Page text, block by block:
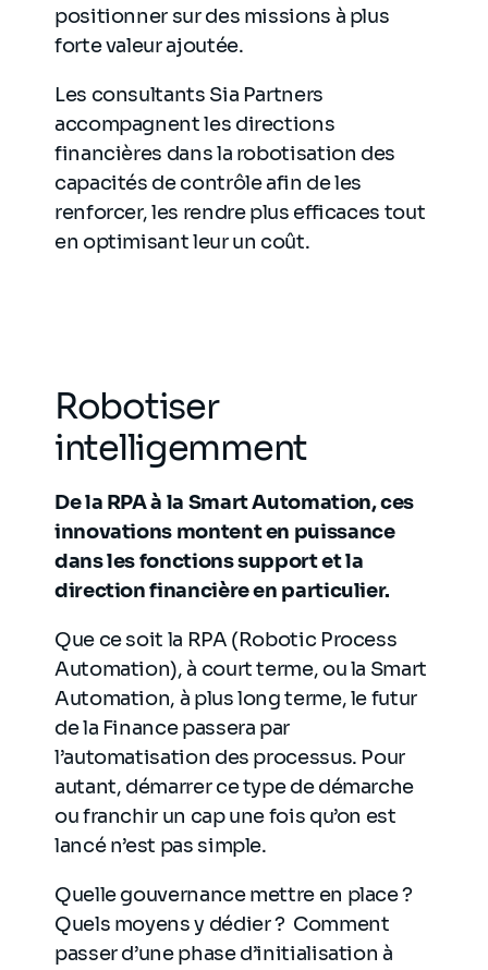
positionner sur des missions à plus
forte valeur ajoutée.
Les consultants Sia Partners
accompagnent les directions
financières dans la robotisation des
capacités de contrôle afin de les
renforcer, les rendre plus efficaces tout
en optimisant leur un coût.
Robotiser
intelligemment
De la RPA à la Smart Automation, ces
innovations montent en puissance
dans les fonctions support et la
direction financière en particulier.
Que ce soit la RPA (Robotic Process
Automation), à court terme, ou la Smart
Automation, à plus long terme, le futur
de la Finance passera par
l’automatisation des processus. Pour
autant, démarrer ce type de démarche
ou franchir un cap une fois qu’on est
lancé n’est pas simple.
Quelle gouvernance mettre en place ?
Quels moyens y dédier ? Comment
passer d’une phase d’initialisation à